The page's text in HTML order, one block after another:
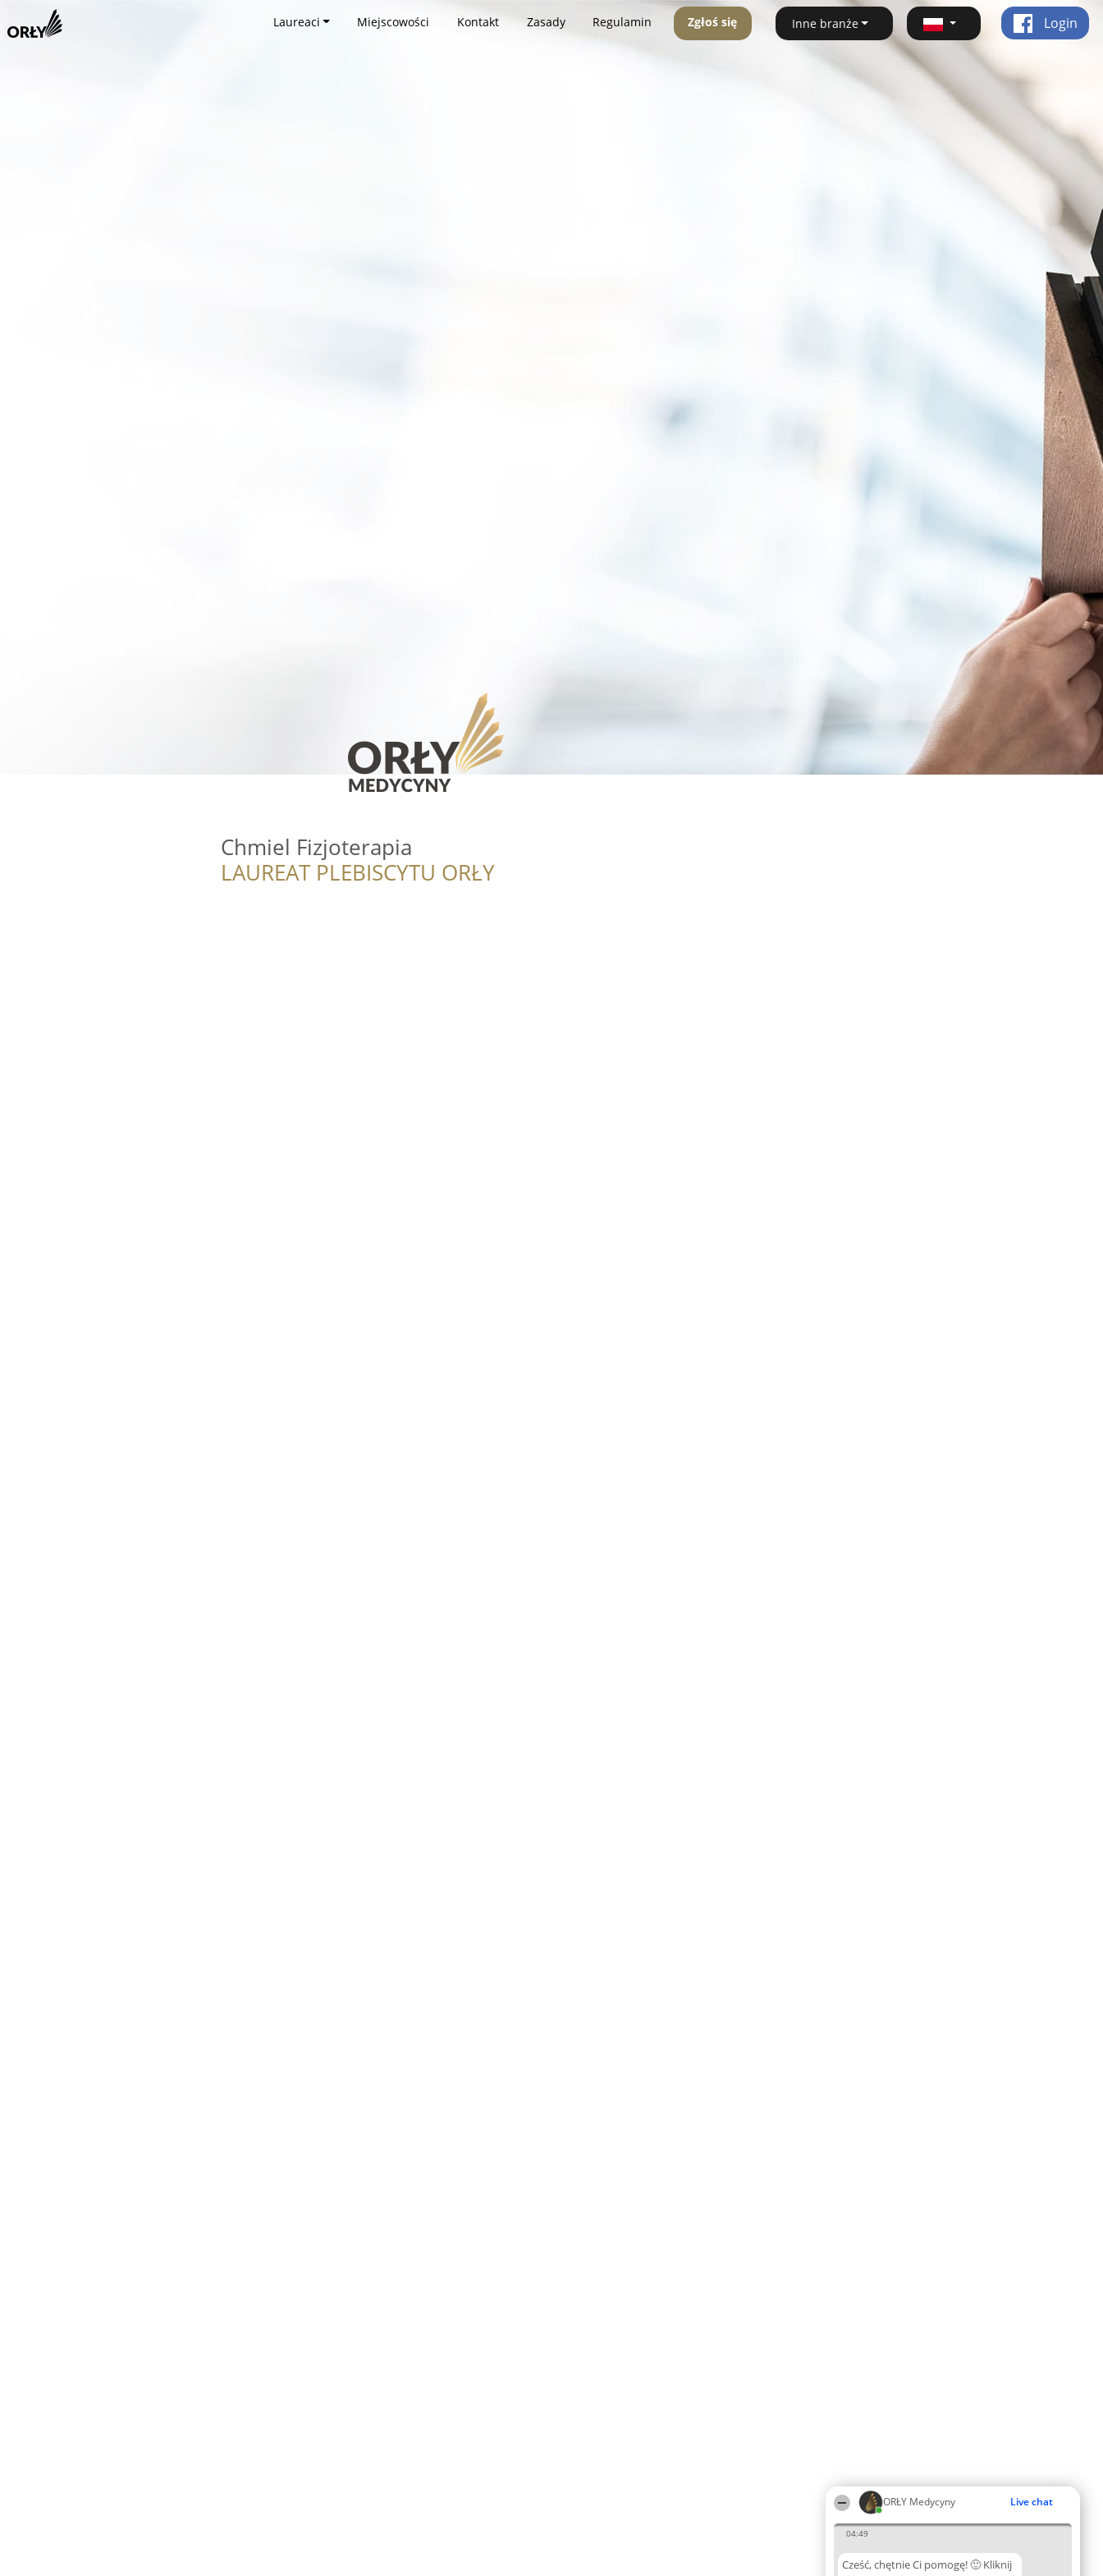
ORŁY Medycyny Live chat
04:49
Cześć, chętnie Ci pomogę! 🙂 Kliknij
Laureaci Miejscowości Kontakt Zasady Regulamin Zgłoś się Inne branże Login
Chmiel Fizjoterapia
LAUREAT PLEBISCYTU ORŁY